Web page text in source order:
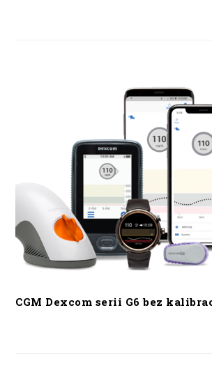
CGM Dexcom serii G6 bez